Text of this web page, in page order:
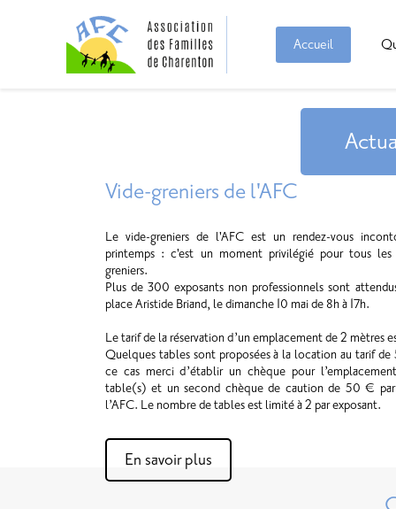
Accueil
Vide-greniers de l'AFC
Le vide-greniers de l'AFC est un rendez-vous
printemps : c'est un moment privilégié pour tous les
greniers.
Plus de 300 exposants non professionnels sont
place Aristide Briand, le dimanche 10 mai de 8h à 17h.
Le tarif de la réservation d’un emplacement de 2 mètres
Quelques tables sont proposées à la location au tarif
ce cas merci d’établir un chèque pour
table(s) et un second chèque de caution de 50 €
l’AFC. Le nombre de tables est limité à 2 par exposant.
En savoir plus